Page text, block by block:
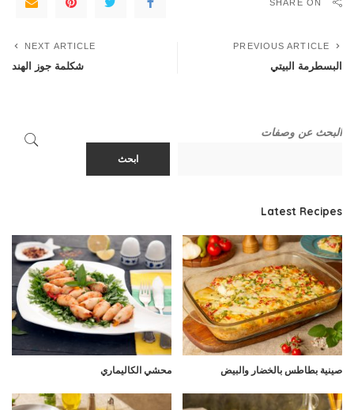
SHARE ON
PREVIOUS ARTICLE
البسطرمة البيتي
NEXT ARTICLE
شكلمة جوز الهند
البحث عن وصفات
ابحث
Latest Recipes
صينية بطاطس بالخضار والبيض محشي الكاليماري